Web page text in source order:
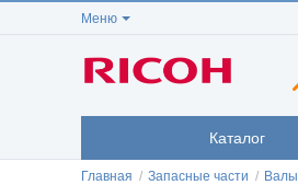
Меню
Каталог
Главная / Запасные части / Валы